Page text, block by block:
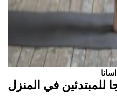
للمبتدئين في المنزل